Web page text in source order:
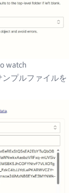
watch
プルファイルを